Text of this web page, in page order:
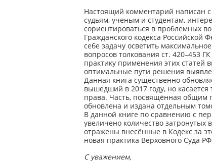
Настоящий комментарий написан
судьям, ученым и студентам,
сориентироваться в проблемных
Гражданского кодекса Российской
себе задачу осветить
вопросов толкования ст. 420–453
практику применения этих
оптимальные пути решения
Данная книга существенно
вышедший в 2017 году, но
права. Часть, посвящённая общим
обновлена и издана отдельным
В данной книге по сравнению с
увеличено количество затронутых
отражены внесённые в Кодекс за
новая практика Верховного Суда
С уважением,